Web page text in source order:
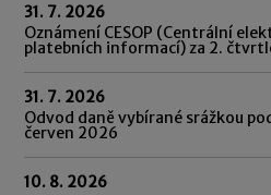
31. 7. 2026
Oznámení CESOP (Centrální
platebních informací) za 2.
31. 7. 2026
Odvod daně vybírané srážkou
červen 2026
10. 8. 2026